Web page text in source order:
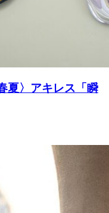
夏〉アキレス「瞬